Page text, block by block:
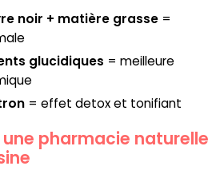
noir + matière grasse =
glucidiques = meilleure
= effet detox et tonifiant
une pharmacie naturelle